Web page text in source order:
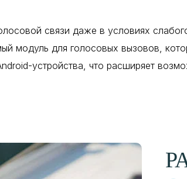
связи даже в условиях
модуль для голосовых вызовов,
устройства, что расширяет